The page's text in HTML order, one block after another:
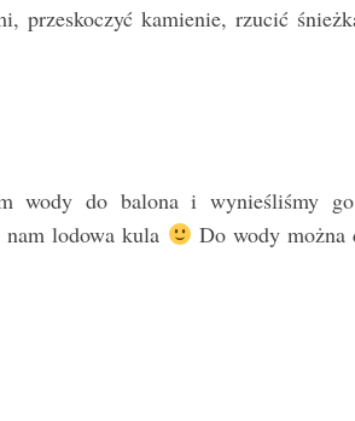
przeskoczyć kamienie, rzucić
wody do balona i wynieśliśmy
nam lodowa kula
Do wody można